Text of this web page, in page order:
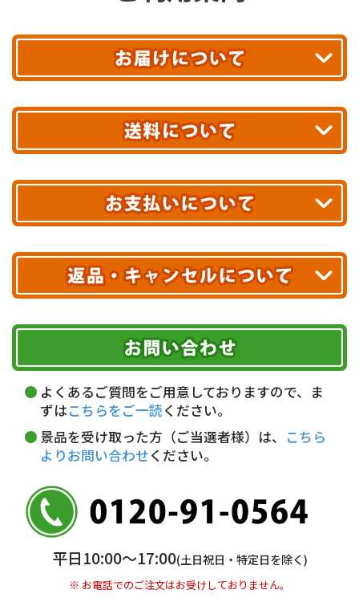
最短翌日お届け!
あす着エリアが対象です。
エリアやお届け日の確認はこちら▶
※ 配送業者による配送遅延が生じる可能性がございます。
※ 沖縄・離島はお届けできません。
送料無料!
10,000円未満 全国一律1,100円(税込)
配送業者
ヤマト運輸
お届け可能時間帯
午前中 14～16時
16～18時
18～20時
19～21時 指定なし
クレジットカード
代金引換(現金のみ)
5,000円未満…330円(税込)
銀行振込(前払い)
普通 7263489
＜口座名＞ カ）ディースタイル
※ 振込み手数料お客様ご負担。
期限を含むルール（条件）や、お客様にご負担い
ただく費用がございます。
詳しくはこちら▶
よくあるご質問をご用意しておりますので、ま
ずはこちらをご一読ください。
景品を受け取った方（ご当選者様）は、 こちら
よりお問い合わせください。
平日10:00〜17:00(土日祝日・特定日を除く)
※ お電話でのご注文はお受けしておりません。